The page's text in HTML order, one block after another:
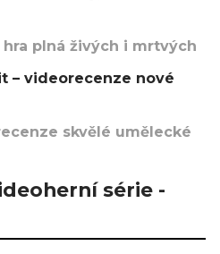
plná živých i mrtvých
– videorecenze nové
skvělé umělecké
série -